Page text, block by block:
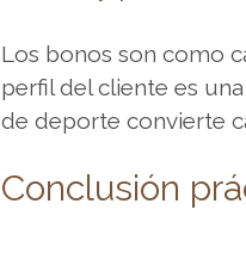
un
casino
online
EspaÃ±a.
Los bonos son como
perfil del cliente es
de deporte convierte
Conclusión